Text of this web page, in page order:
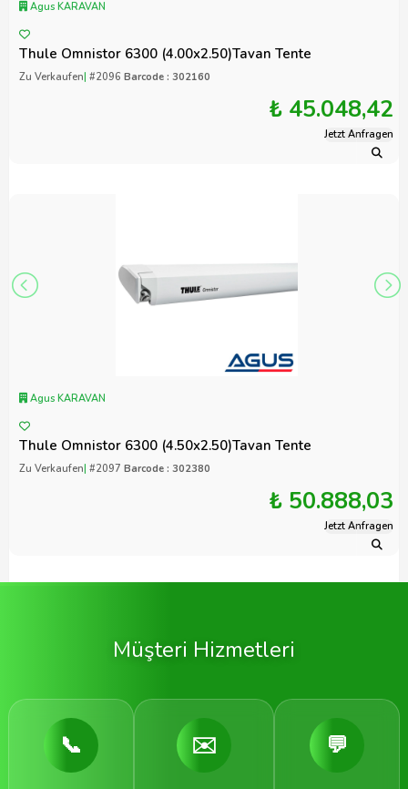
Agus KARAVAN
Thule Omnistor 6300 (4.00x2.50)Tavan Tente
Zu Verkaufen| #2096 Barcode : 302160
₺ 45.048,42
Jetzt Anfragen
Agus KARAVAN
Thule Omnistor 6300 (4.50x2.50)Tavan Tente
Zu Verkaufen| #2097 Barcode : 302380
₺ 50.888,03
Jetzt Anfragen
Müşteri Hizmetleri
📞 ✉️ 💬